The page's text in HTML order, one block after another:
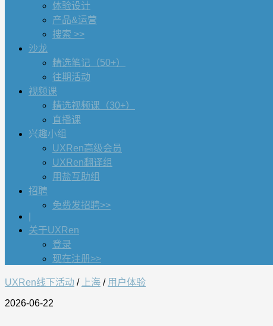
体验设计
产品&运营
搜索 >>
沙龙
精选笔记（50+）
往期活动
视频课
精选视频课（30+）
直播课
兴趣小组
UXRen高级会员
UXRen翻译组
用盐互助组
招聘
免费发招聘>>
关于UXRen
登录
现在注册>>
UXRen线下活动 / 上海 / 用户体验
2026-06-22